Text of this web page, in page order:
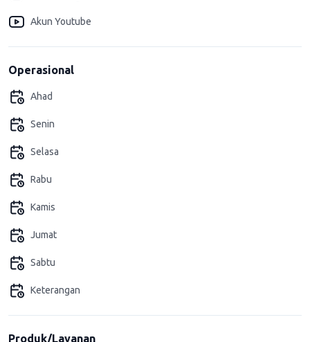
Akun Youtube
Operasional
Ahad
Senin
Selasa
Rabu
Kamis
Jumat
Sabtu
Keterangan
Produk/Layanan